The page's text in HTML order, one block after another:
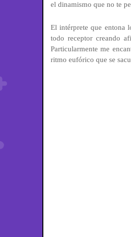
el dinamismo que no te
El intérprete que entona
todo receptor creando
Particularmente me
ritmo eufórico que se